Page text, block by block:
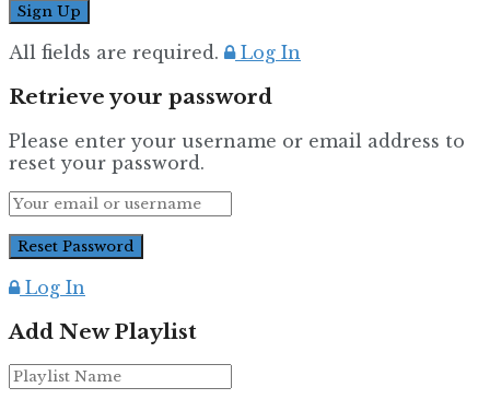
All fields are required. Log In
Retrieve your password
Please enter your username or email address to
reset your password.
Log In
Add New Playlist